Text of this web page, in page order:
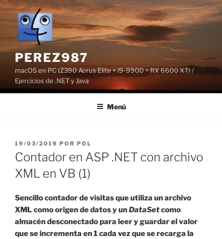
Saltar
contenido
PEREZ987
macOS en PC (Z390 Aorus Elite + i9-9900 + RX 6600 XT) /
Ejercicios de .NET y Java
Menú
PUBLICADO
EL
19/03/2019 POR POL
Contador en ASP .NET con archivo
XML en VB (1)
Sencillo contador de visitas que utiliza un archivo
XML como origen de datos y unDataSetcomo
almacén desconectado para leer y guardar el valor
que se incrementa en 1 cada vez que se recarga la